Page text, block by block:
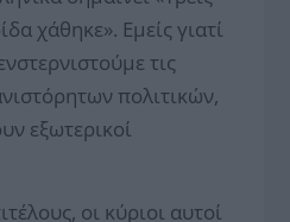
χάθηκε». Εμείς γιατί
τις
πολιτικών,
εξωτερικοί
οι κύριοι αυτοί